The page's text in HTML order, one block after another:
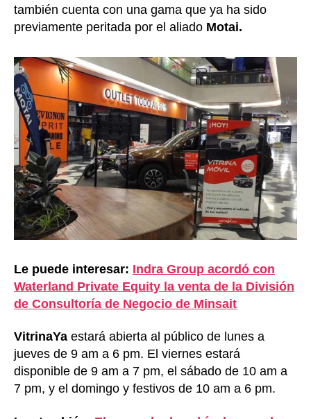
también cuenta con una gama que ya ha sido
previamente peritada por el aliado Motai.
Le puede interesar: Indra Group acordó con
Waterland Private Equity la venta de la División
de Consultoría de Negocio de Minsait
VitrinaYa estará abierta al público de lunes a
jueves de 9 am a 6 pm. El viernes estará
disponible de 9 am a 7 pm, el sábado de 10 am a
7 pm, y el domingo y festivos de 10 am a 6 pm.